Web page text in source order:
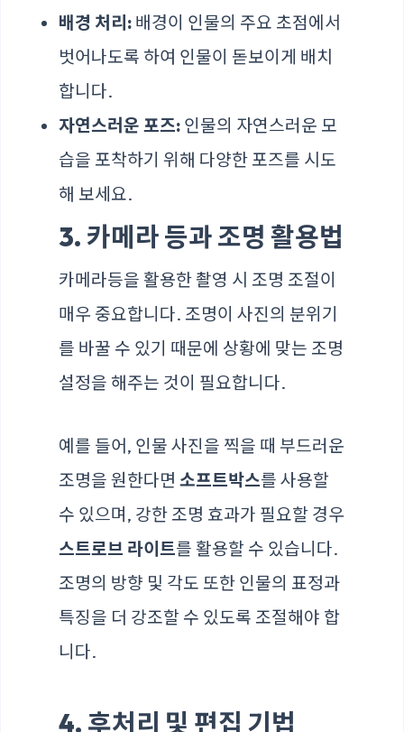
배경 처리: 배경이 인물의 주요 초점에서
벗어나도록 하여 인물이 돋보이게 배치
합니다.
자연스러운 포즈: 인물의 자연스러운 모
습을 포착하기 위해 다양한 포즈를 시도
해 보세요.
3. 카메라 등과 조명 활용법
카메라등을 활용한 촬영 시 조명 조절이
매우 중요합니다. 조명이 사진의 분위기
를 바꿀 수 있기 때문에 상황에 맞는 조명
설정을 해주는 것이 필요합니다.
예를 들어, 인물 사진을 찍을 때 부드러운
조명을 원한다면 소프트박스를 사용할
수 있으며, 강한 조명 효과가 필요할 경우
스트로브 라이트를 활용할 수 있습니다.
조명의 방향 및 각도 또한 인물의 표정과
특징을 더 강조할 수 있도록 조절해야 합
니다.
4. 후처리 및 편집 기법